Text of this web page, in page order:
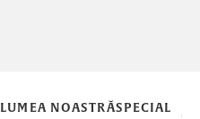
LUMEA NOASTRĂSPECIAL